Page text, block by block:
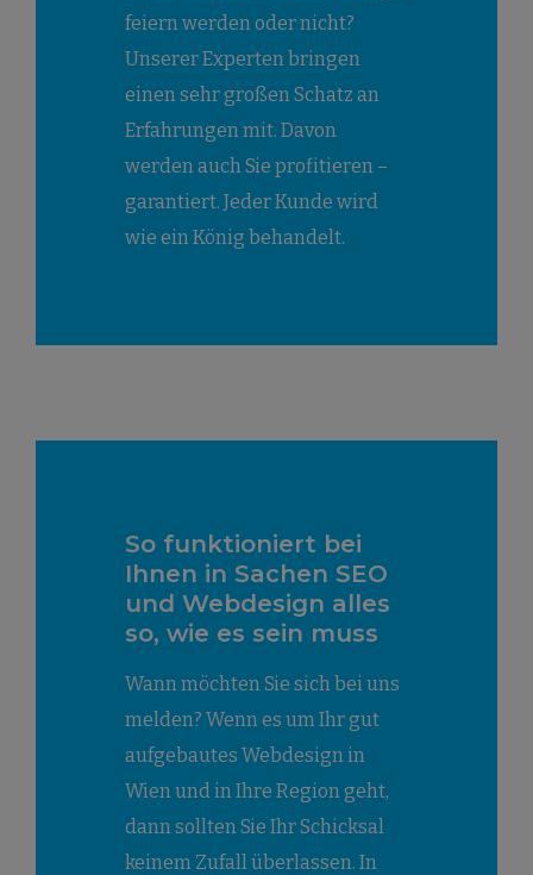
feiern werden oder nicht?
Unserer Experten bringen
einen sehr großen Schatz an
Erfahrungen mit. Davon
werden auch Sie profitieren –
garantiert. Jeder Kunde wird
wie ein König behandelt.
So funktioniert bei
Ihnen in Sachen SEO
und Webdesign alles
so, wie es sein muss
Wann möchten Sie sich bei uns
melden? Wenn es um Ihr gut
aufgebautes Webdesign in
Wien und in Ihre Region geht,
dann sollten Sie Ihr Schicksal
keinem Zufall überlassen. In